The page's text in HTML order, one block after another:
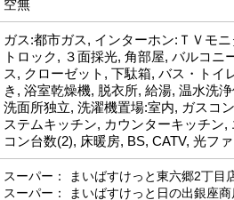
空無
ガス:都市ガス, インターホン:ＴＶモ
トロック, ３面採光, 角部屋, バルコニ
ス, クローゼット, 下駄箱, バス・トイ
き, 浴室乾燥機, 脱衣所, 給湯, 温水洗
洗面所独立, 洗濯機置場:室内, ガスコ
ステムキッチン, カウンターキッチン,
コン台数(2), 床暖房, BS, CATV, 光フ
スーパー： まいばすけっと東六郷2丁目
スーパー： まいばすけっと日の出銀座